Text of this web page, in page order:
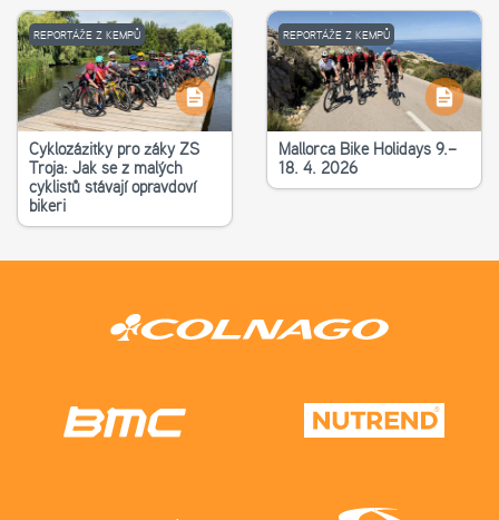
REPORTÁŽE Z KEMPŮ
Cyklozážitky pro žáky ZŠ
Troja: Jak se z malých
cyklistů stávají opravdoví
bikeři
REPORTÁŽE Z KEMPŮ
Mallorca Bike Holidays 9.–
18. 4. 2026